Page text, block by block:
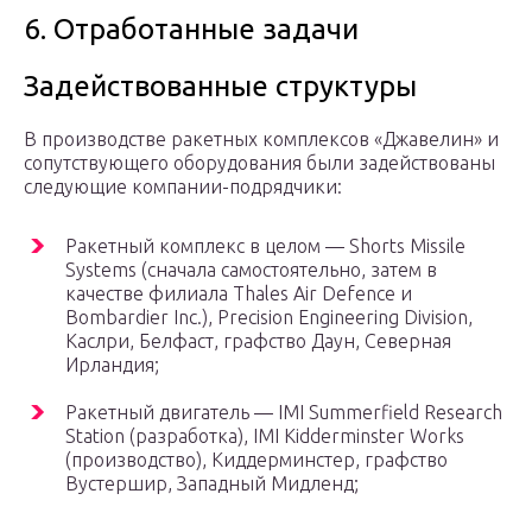
6. Отработанные задачи
Задействованные структуры
В производстве ракетных комплексов «Джавелин» и
сопутствующего оборудования были задействованы
следующие компании-подрядчики:
Ракетный комплекс в целом — Shorts Missile
Systems (сначала самостоятельно, затем в
качестве филиала Thales Air Defence и
Bombardier Inc.), Precision Engineering Division,
Каслри, Белфаст, графство Даун, Северная
Ирландия;
Ракетный двигатель — IMI Summerfield Research
Station (разработка), IMI Kidderminster Works
(производство), Киддерминстер, графство
Вустершир, Западный Мидленд;